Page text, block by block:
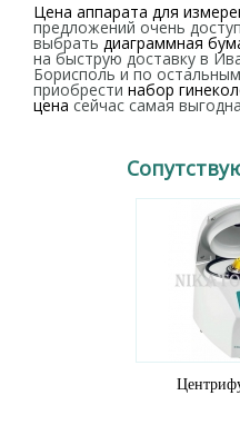
Цена аппарата для
предложений очень
выбрать диаграммная
на быструю доставку в
Борисполь и по
приобрести набор
цена сейчас самая